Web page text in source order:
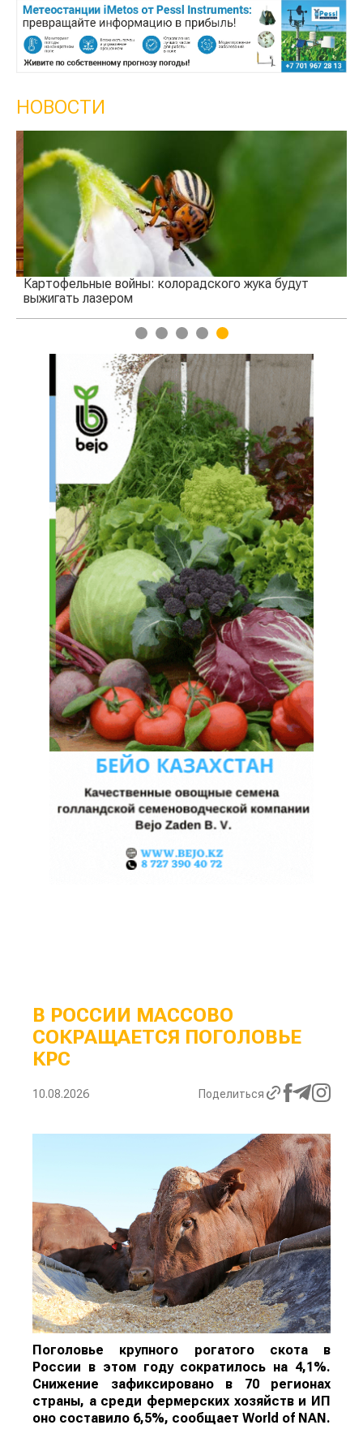
НОВОСТИ
Картофельные войны: колорадского жука будут
выжигать лазером
1 2 3 4 5
В РОССИИ МАССОВО
СОКРАЩАЕТСЯ ПОГОЛОВЬЕ
КРС
10.08.2026 Поделиться
Поголовье крупного рогатого скота в
России в этом году сократилось на 4,1%.
Снижение зафиксировано в 70 регионах
страны, а среди фермерских хозяйств и ИП
оно составило 6,5%, сообщает World of NAN.